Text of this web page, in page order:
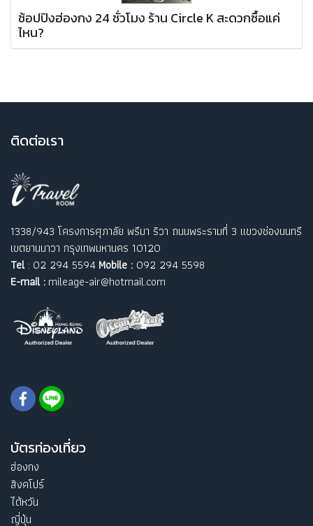
ช้อปปิงฮ่องกง 24 ชั่วโมง ร้าน Circle K สะดวกซื้อแค่
ไหน?
ติดต่อเรา
1338/943 โครงการศุภาลัย พรีมา ริวา ถนนพระรามที่ 3 แขวงช่องนนทรี
เขตยานนาวา กรุงเทพมหานคร 10120
Tel: 02 294 5594 Mobile : 092 294 5598
E-mail : mileage-air@hotmail.com
บัตรท่องเที่ยว
ฮ่องกง
สิงคโปร์
ไต้หวัน
ญี่ปุ่น